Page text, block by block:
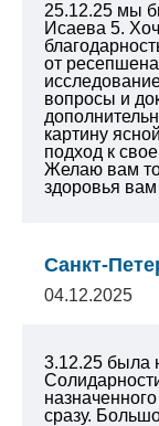
25.12.25 мы
Исаева 5.
от
вопросы и
картину
подход к
Желаю вам
здоровья
Санкт-
04.12.2025
3.12.25 была
сразу.